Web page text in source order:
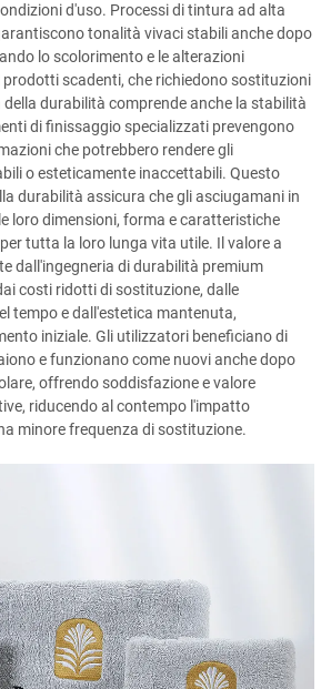
d'uso. Processi di tintura ad alta
tonalità vivaci stabili anche dopo
lo scolorimento e le alterazioni
scadenti, che richiedono sostituzioni
durabilità comprende anche la stabilità
di finissaggio specializzati prevengono
che potrebbero rendere gli
o esteticamente inaccettabili. Questo
durabilità assicura che gli asciugamani in
loro dimensioni, forma e caratteristiche
tutta la loro lunga vita utile. Il valore a
dall'ingegneria di durabilità premium
costi ridotti di sostituzione, dalle
tempo e dall'estetica mantenuta,
iniziale. Gli utilizzatori beneficiano di
e funzionano come nuovi anche dopo
offrendo soddisfazione e valore
riducendo al contempo l'impatto
minore frequenza di sostituzione.